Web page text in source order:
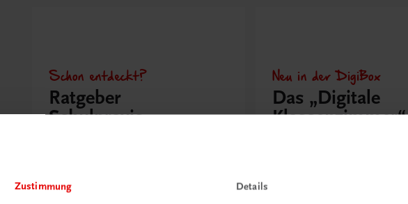
Zustimmung Details
Schon entdeckt?
Ratgeber
Schulpraxis
Neu in der DigiBox
Das „Digitale
Klassenzimmer“